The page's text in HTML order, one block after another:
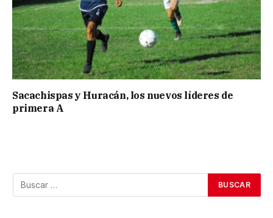
Sacachispas y Huracán, los nuevos líderes de
primera A